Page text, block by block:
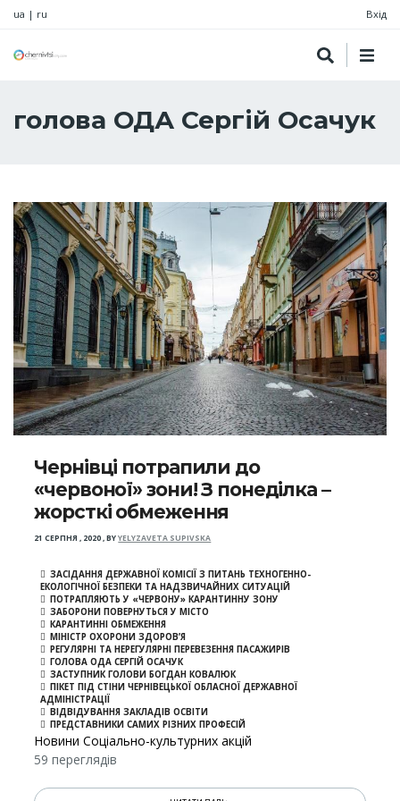
ua | ru Вхід
голова ОДА Сергій Осачук
Чернівці потрапили до
«червоної» зони! З понеділка –
жорсткі обмеження
21 СЕРПНЯ , 2020,BYYELYZAVETA SUPIVSKA
ЗАСІДАННЯ ДЕРЖАВНОЇ КОМІСІЇ З ПИТАНЬ ТЕХНОГЕННО-
ЕКОЛОГІЧНОЇ БЕЗПЕКИ ТА НАДЗВИЧАЙНИХ СИТУАЦІЙ
ПОТРАПЛЯЮТЬ У «ЧЕРВОНУ» КАРАНТИННУ ЗОНУ
ЗАБОРОНИ ПОВЕРНУТЬСЯ У МІСТО
КАРАНТИННІ ОБМЕЖЕННЯ
МІНІСТР ОХОРОНИ ЗДОРОВ’Я
РЕГУЛЯРНІ ТА НЕРЕГУЛЯРНІ ПЕРЕВЕЗЕННЯ ПАСАЖИРІВ
ГОЛОВА ОДА СЕРГІЙ ОСАЧУК
ЗАСТУПНИК ГОЛОВИ БОГДАН КОВАЛЮК
ПІКЕТ ПІД СТІНИ ЧЕРНІВЕЦЬКОЇ ОБЛАСНОЇ ДЕРЖАВНОЇ
АДМІНІСТРАЦІЇ
ВІДВІДУВАННЯ ЗАКЛАДІВ ОСВІТИ
ПРЕДСТАВНИКИ САМИХ РІЗНИХ ПРОФЕСІЙ
Новини Соціально-культурних акцій
59 переглядів